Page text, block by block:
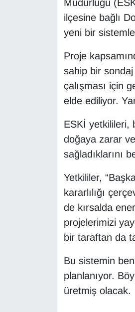
Müdürlüğü
ilçesine bağlı
yeni bir
Proje
sahip bir
çalışması için
elde ediliyor.
ESKİ yetkilileri,
doğaya zarar
sağladıklarını
Yetkililer,
kararlılığı
de kırsalda
projelerimizi
bir taraftan da
Bu sistemin
planlanıyor.
üretmiş olacak.